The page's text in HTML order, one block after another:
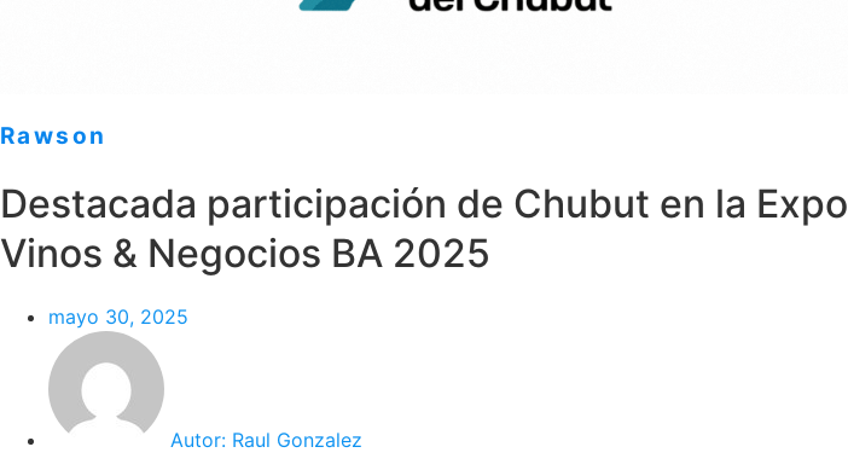
Rawson
Destacada participación de Chubut en la Expo
Vinos & Negocios BA 2025
mayo 30, 2025
Autor: Raul Gonzalez